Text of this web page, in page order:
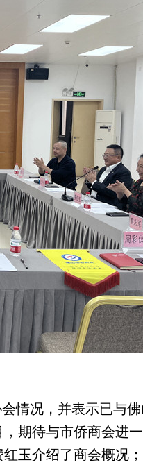
情况，并表示已与佛
期待与市侨商会进
玉介绍了商会概况